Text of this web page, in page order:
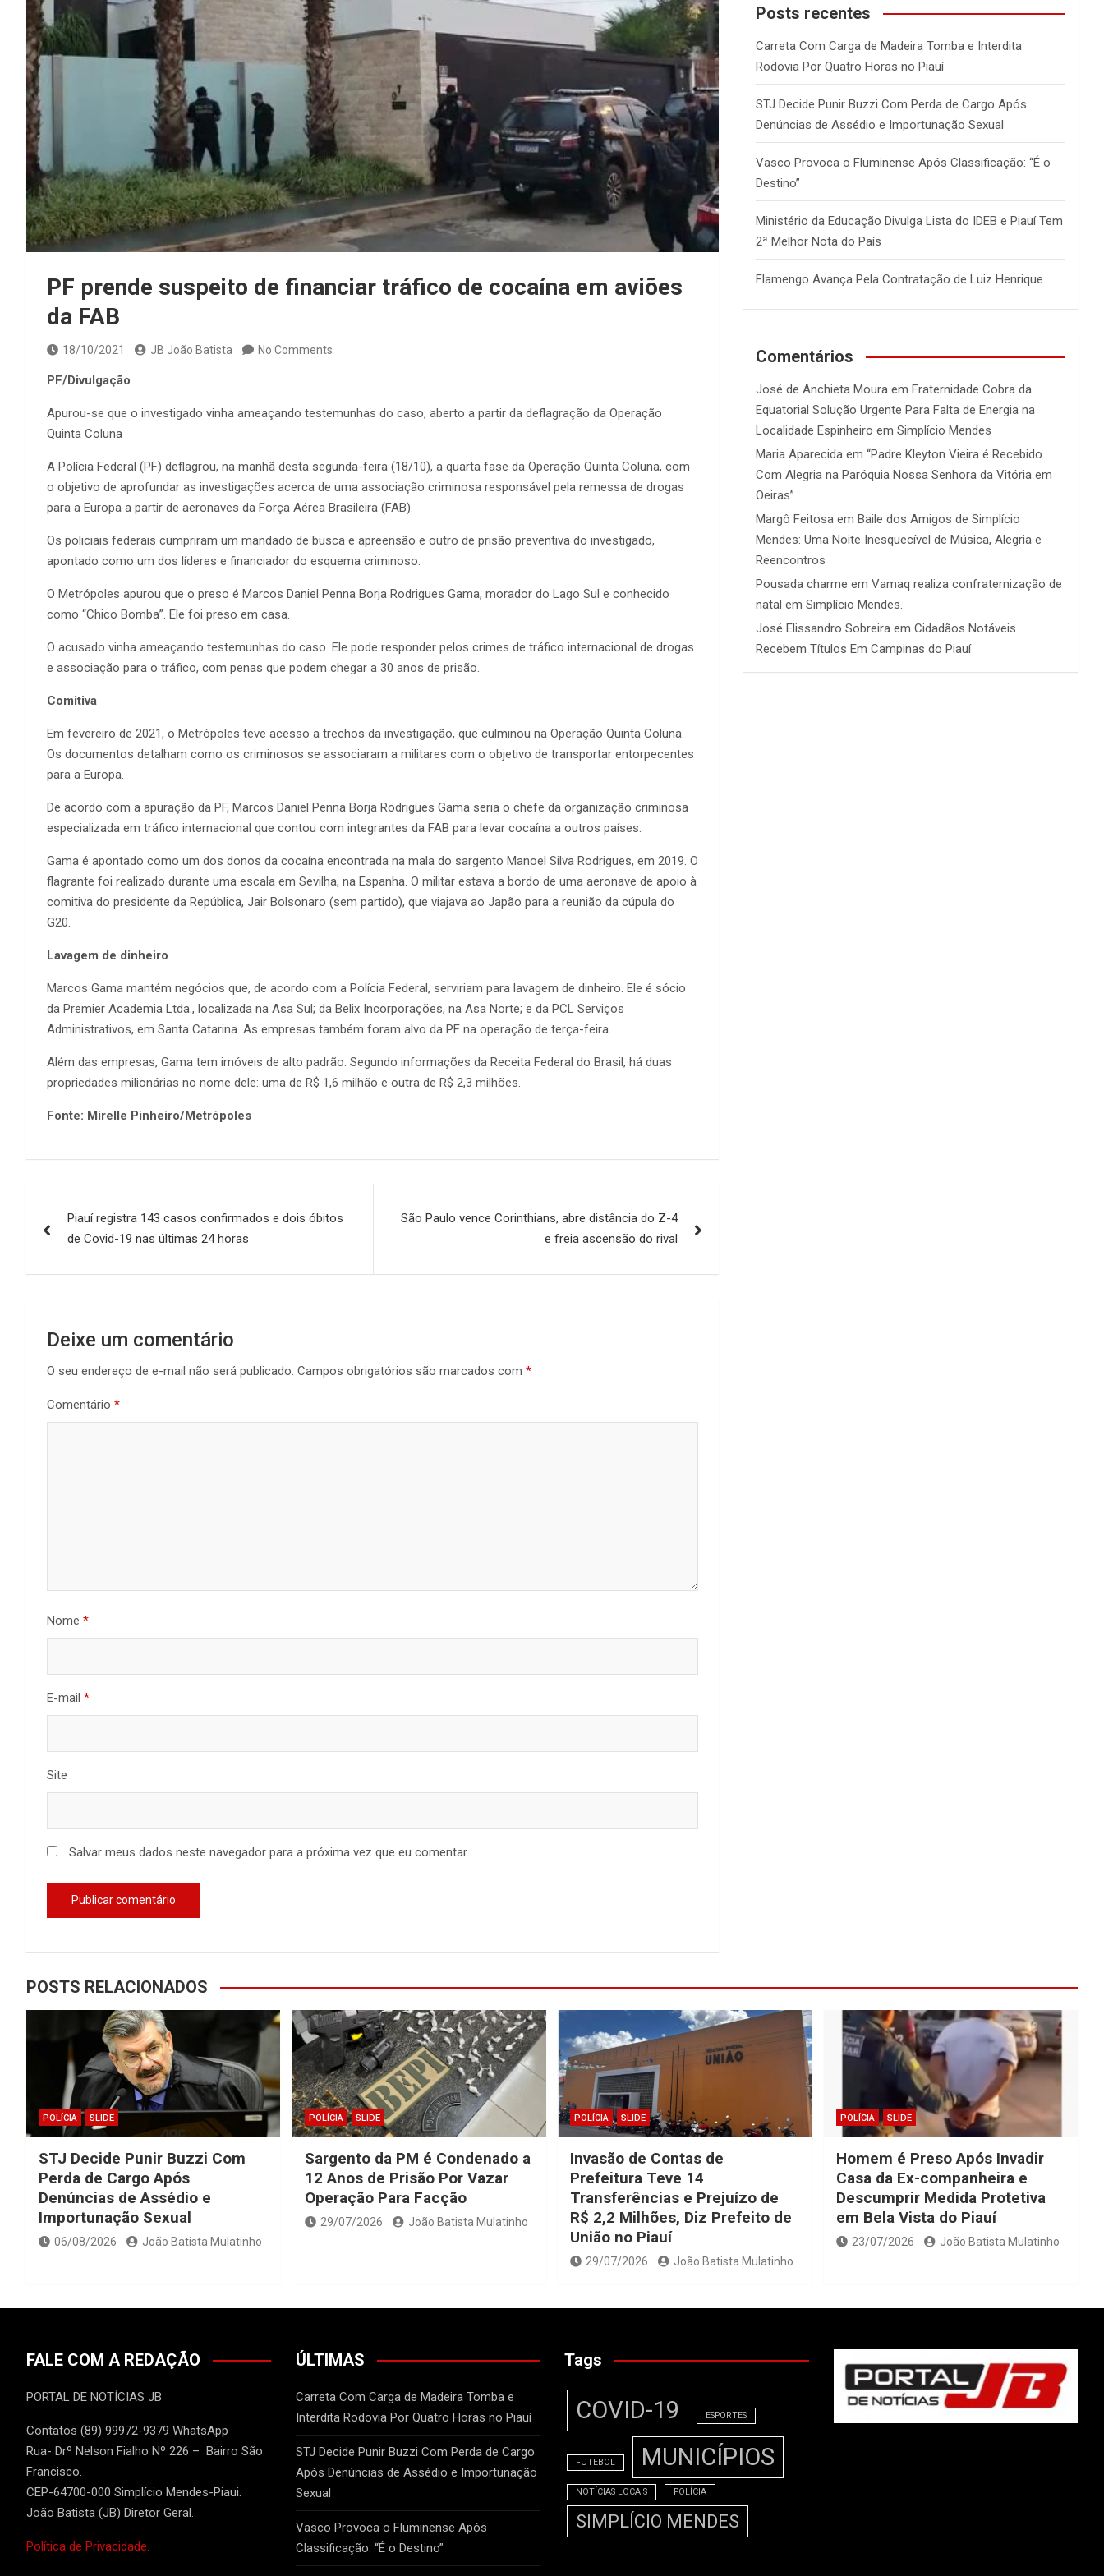
PF prende suspeito de financiar tráfico de cocaína em aviões
da FAB
18/10/2021 JB João Batista No Comments
PF/Divulgação
Apurou-se que o investigado vinha ameaçando testemunhas do caso, aberto a partir da deflagração da Operação
Quinta Coluna
A Polícia Federal (PF) deflagrou, na manhã desta segunda-feira (18/10), a quarta fase da Operação Quinta Coluna, com
o objetivo de aprofundar as investigações acerca de uma associação criminosa responsável pela remessa de drogas
para a Europa a partir de aeronaves da Força Aérea Brasileira (FAB).
Os policiais federais cumpriram um mandado de busca e apreensão e outro de prisão preventiva do investigado,
apontado como um dos líderes e financiador do esquema criminoso.
O Metrópoles apurou que o preso é Marcos Daniel Penna Borja Rodrigues Gama, morador do Lago Sul e conhecido
como “Chico Bomba”. Ele foi preso em casa.
O acusado vinha ameaçando testemunhas do caso. Ele pode responder pelos crimes de tráfico internacional de drogas
e associação para o tráfico, com penas que podem chegar a 30 anos de prisão.
Comitiva
Em fevereiro de 2021, o Metrópoles teve acesso a trechos da investigação, que culminou na Operação Quinta Coluna.
Os documentos detalham como os criminosos se associaram a militares com o objetivo de transportar entorpecentes
para a Europa.
De acordo com a apuração da PF, Marcos Daniel Penna Borja Rodrigues Gama seria o chefe da organização criminosa
especializada em tráfico internacional que contou com integrantes da FAB para levar cocaína a outros países.
Gama é apontado como um dos donos da cocaína encontrada na mala do sargento Manoel Silva Rodrigues, em 2019. O
flagrante foi realizado durante uma escala em Sevilha, na Espanha. O militar estava a bordo de uma aeronave de apoio à
comitiva do presidente da República, Jair Bolsonaro (sem partido), que viajava ao Japão para a reunião da cúpula do
G20.
Lavagem de dinheiro
Marcos Gama mantém negócios que, de acordo com a Polícia Federal, serviriam para lavagem de dinheiro. Ele é sócio
da Premier Academia Ltda., localizada na Asa Sul; da Belix Incorporações, na Asa Norte; e da PCL Serviços
Administrativos, em Santa Catarina. As empresas também foram alvo da PF na operação de terça-feira.
Além das empresas, Gama tem imóveis de alto padrão. Segundo informações da Receita Federal do Brasil, há duas
propriedades milionárias no nome dele: uma de R$ 1,6 milhão e outra de R$ 2,3 milhões.
Fonte: Mirelle Pinheiro/Metrópoles
de
Post
Piauí registra 143 casos confirmados e dois óbitos
de Covid-19 nas últimas 24 horas
São Paulo vence Corinthians, abre distância do Z-4
e freia ascensão do rival
Deixe um comentário
O seu endereço de e-mail não será publicado. Campos obrigatórios são marcados com *
Comentário *
Nome *
E-mail *
Site
Salvar meus dados neste navegador para a próxima vez que eu comentar.
c
Posts recentes
Carreta Com Carga de Madeira Tomba e Interdita
Rodovia Por Quatro Horas no Piauí
STJ Decide Punir Buzzi Com Perda de Cargo Após
Denúncias de Assédio e Importunação Sexual
Vasco Provoca o Fluminense Após Classificação: “É o
Destino”
Ministério da Educação Divulga Lista do IDEB e Piauí Tem
2ª Melhor Nota do País
Flamengo Avança Pela Contratação de Luiz Henrique
Comentários
José de Anchieta Moura emFraternidade Cobra da
Equatorial Solução Urgente Para Falta de Energia na
Localidade Espinheiro em Simplício Mendes
Maria Aparecida em“Padre Kleyton Vieira é Recebido
Com Alegria na Paróquia Nossa Senhora da Vitória em
Oeiras”
Margô Feitosa emBaile dos Amigos de Simplício
Mendes: Uma Noite Inesquecível de Música, Alegria e
Reencontros
Pousada charme emVamaq realiza confraternização de
natal em Simplício Mendes.
José Elissandro Sobreira emCidadãos Notáveis
Recebem Títulos Em Campinas do Piauí
POSTS RELACIONADOS
POLÍCIA SLIDE
STJ Decide Punir Buzzi Com
Perda de Cargo Após
Denúncias de Assédio e
Importunação Sexual
06/08/2026 João Batista Mulatinho
POLÍCIA SLIDE
Sargento da PM é Condenado a
12 Anos de Prisão Por Vazar
Operação Para Facção
29/07/2026 João Batista Mulatinho
POLÍCIA SLIDE
Invasão de Contas de
Prefeitura Teve 14
Transferências e Prejuízo de
R$ 2,2 Milhões, Diz Prefeito de
União no Piauí
29/07/2026 João Batista Mulatinho
POLÍCIA SLIDE
Homem é Preso Após Invadir
Casa da Ex-companheira e
Descumprir Medida Protetiva
em Bela Vista do Piauí
23/07/2026 João Batista Mulatinho
FALE COM A REDAÇÃO
PORTAL DE NOTÍCIAS JB
Contatos (89) 99972-9379 WhatsApp
Rua- Drº Nelson Fialho Nº 226 – Bairro São
Francisco.
CEP-64700-000 Simplício Mendes-Piaui.
João Batista (JB) Diretor Geral.
Política de Privacidade.
ÚLTIMAS
Carreta Com Carga de Madeira Tomba e
Interdita Rodovia Por Quatro Horas no Piauí
STJ Decide Punir Buzzi Com Perda de Cargo
Após Denúncias de Assédio e Importunação
Sexual
Vasco Provoca o Fluminense Após
Classificação: “É o Destino”
Tags
COVID-19 ESPORTES
FUTEBOL MUNICÍPIOS
NOTÍCIAS LOCAIS POLÍCIA
SIMPLÍCIO MENDES